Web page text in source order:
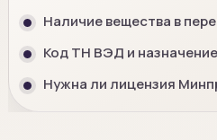
Наличие вещества в
Код ТН ВЭД и
Нужна ли лицензия